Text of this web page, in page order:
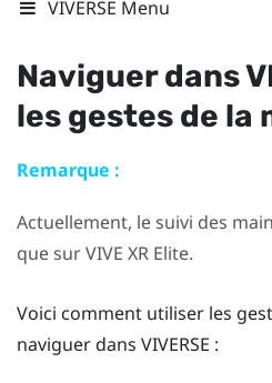
VIVERSE Menu
Naviguer dans
les gestes de la
Remarque :
Actuellement, le suivi des
que surVIVE XR Elite.
Voici comment utiliser les
naviguer dans VIVERSE :